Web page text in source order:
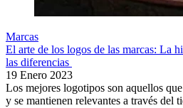
Marcas
El arte de los logos de las marcas: La
las diferencias
19 Enero 2023
Los mejores logotipos son aquellos
y se mantienen relevantes a través del